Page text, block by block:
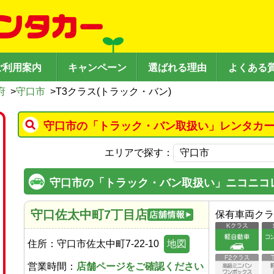
利用案内 キャンペーン 選ばれる理由 よくある
>守口市 >T3クラス(トラック・バン)
守口市の「トラック・バン取扱い」レンタカ
エリアで探す：
守口市の「トラック・バン取扱い」ニコニ
守口佐太中町7丁目店
住所： 守口市佐太中町7-22-10 地図
営業時間： 店舗ページをご確認ください
保有車両ク